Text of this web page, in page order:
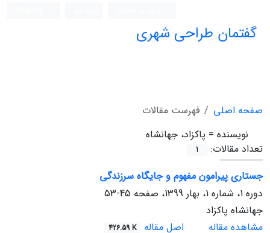
گفتمان طراحی شهری
صفحه اصلی
فهرست مقالات
نویسنده = پاکزاد، جهانشاه
تعداد مقالات:
1
جستاری پیرامون مفهوم و جایگاه سرزندگی
دوره 1، شماره 1، بهار 1399، صفحه
45-53
جهانشاه پاکزاد
مشاهده مقاله
اصل مقاله 426.59 K